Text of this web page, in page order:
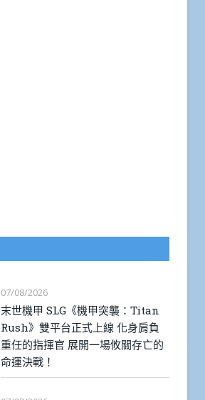
07/08/2026
末世機甲 SLG《機甲突襲：Titan
Rush》雙平台正式上線 化身肩負
重任的指揮官 展開一場攸關存亡的
命運決戰！